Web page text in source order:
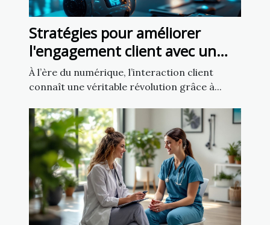
Stratégies pour améliorer
l'engagement client avec un
chatbot IA
À l’ère du numérique, l’interaction client
connaît une véritable révolution grâce à...